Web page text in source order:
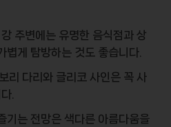
주변에는 유명한 음식점과 상
볍게 탐방하는 것도 좋습니다.
리 다리 와 글리코 사인은 꼭 사
.
기는 전망은 색다른 아름다움을